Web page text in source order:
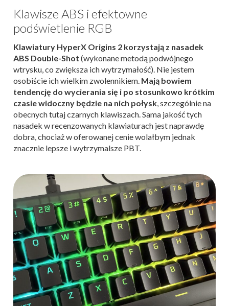
Klawisze ABS i efektowne
podświetlenie RGB
Klawiatury HyperX Origins 2 korzystają z nasadek
ABS Double-Shot (wykonane metodą podwójnego
wtrysku, co zwiększa ich wytrzymałość). Nie jestem
osobiście ich wielkim zwolennikiem. Mają bowiem
tendencję do wycierania się i po stosunkowo krótkim
czasie widoczny będzie na nich połysk, szczególnie na
obecnych tutaj czarnych klawiszach. Sama jakość tych
nasadek w recenzowanych klawiaturach jest naprawdę
dobra, chociaż w oferowanej cenie wolałbym jednak
znacznie lepsze i wytrzymalsze PBT.